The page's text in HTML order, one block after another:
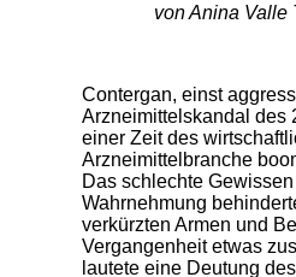
von Anina Valle
Contergan, einst
Arzneimittelskandal des
einer Zeit des
Arzneimittelbranche
Das schlechte
Wahrnehmung
verkürzten Armen und
Vergangenheit etwas
lautete eine Deutung